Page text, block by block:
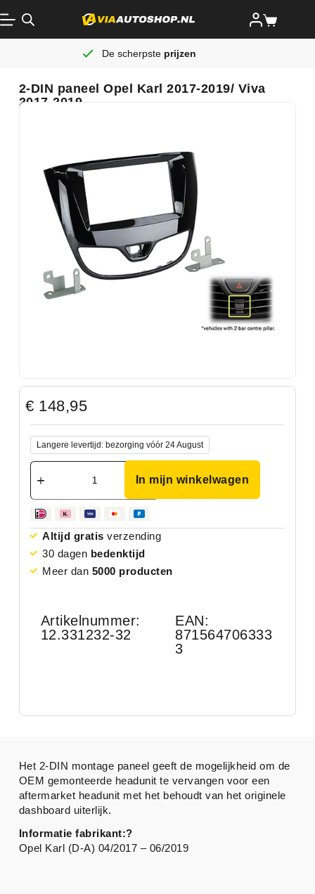
De scherpste prijzen
2-DIN paneel Opel Karl 2017-2019/ Viva
2017-2019
€ 148,95
Langere levertijd: bezorging vóór 24 August
In mijn winkelwagen
Altijd gratis verzending
30 dagen bedenktijd
Meer dan 5000 producten
Artikelnummer:
12.331232-32
EAN:
871564706333
3
Het 2-DIN montage paneel geeft de mogelijkheid om de
OEM gemonteerde headunit te vervangen voor een
aftermarket headunit met het behoudt van het originele
dashboard uiterlijk.
Informatie fabrikant:?
Opel Karl (D-A) 04/2017 – 06/2019